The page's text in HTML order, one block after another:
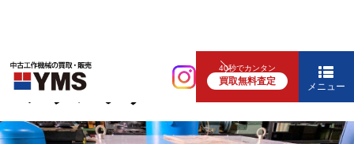
40秒でカンタン
買取無料査定 メニュー
コンプレッサー
コンプレッサー